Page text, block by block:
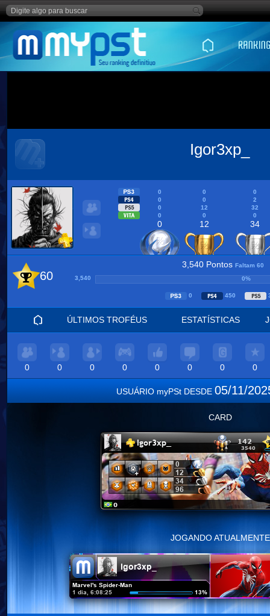
Igor3xp_
0 0
0
0
0
2
0
12
32
0
0 0
0 12 34
60
3,540 Pontos Faltam 60
3,540
0%
0 450
ÚLTIMOS TROFÉUS ESTATÍSTICAS
0 0 0 0 0 0 0 0
USUÁRIO myPSt DESDE 05/11/
CARD
JOGANDO ATUALMENTE